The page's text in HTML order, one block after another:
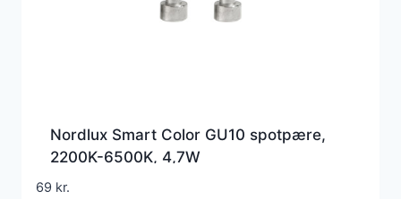
Nordlux Smart Color GU10 spotpære,
2200K-6500K, 4,7W
69 kr.